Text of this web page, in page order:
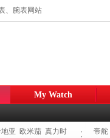
、腕表网站
My Watch
亚 欧米茄 真力时
帝舵